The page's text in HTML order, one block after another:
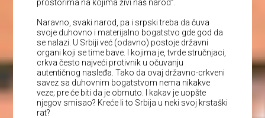
prostorima na kojima živi naš narod”.
Naravno, svaki narod, pa i srpski treba da čuva
svoje duhovno i materijalno bogatstvo gde god da
se nalazi. U Srbiji već (odavno) postoje državni
organi koji se time bave. I kojima je, tvrde stručnjaci,
crkva često najveći protivnik u očuvanju
autentičnog nasleđa. Tako da ovaj državno-crkveni
savez sa duhovnim bogatstvom nema nikakve
veze; pre će biti da je obrnuto. I kakav je uopšte
njegov smisao? Kreće li to Srbija u neki svoj krstaški
rat?